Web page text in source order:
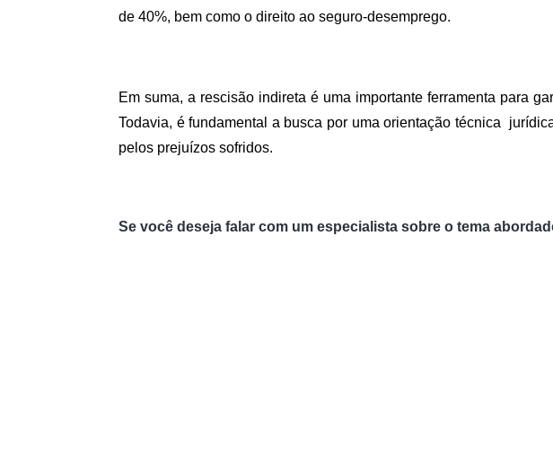
de 40%, bem como o direito ao seguro-desemprego.
Em suma, a rescisão indireta é uma importante ferramenta para
Todavia, é fundamental a busca por uma orientação técnica
pelos prejuízos sofridos.
Se você deseja falar com um especialista sobre o tema